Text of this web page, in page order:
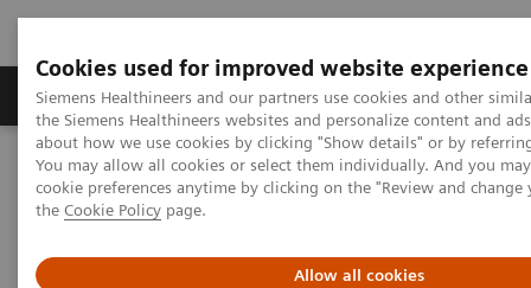
Cookies used for improved website experience
Siemens Healthineers and our partners use cookies and other
the Siemens Healthineers websites and personalize content and
about how we use cookies by clicking "Show details" or by
You may allow all cookies or select them individually. And you
cookie preferences anytime by clicking on the "Review and
the Cookie Policy page.
Allow all cookies
製品＆サービス サポート情報 Insights
ホーム 画像診断・治療装置
磁気共鳴診断装置（MRI）
Case Report